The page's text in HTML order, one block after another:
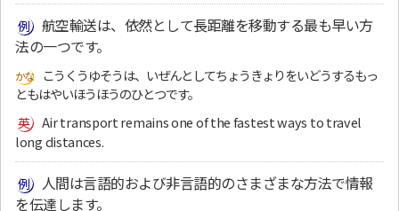
航空輸送は、依然として長距離を移動する最も早い方
法の一つです。
こうくうゆそうは、いぜんとしてちょうきょりをいどうするもっ
ともはやいほうほうのひとつです。
Air transport remains one of the fastest ways to travel
long distances.
人間は言語的および非言語的のさまざまな方法で情報
を伝達します。